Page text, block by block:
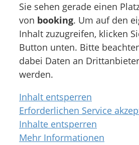
Sie sehen gerade einen
von booking. Um auf den
Inhalt zuzugreifen, klicken
Button unten. Bitte
dabei Daten an
werden.
Inhalt entsperren
Erforderlichen Service
Inhalte entsperren
Mehr Informationen